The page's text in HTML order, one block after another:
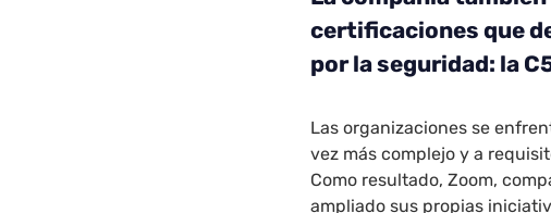
certificaciones que
por la seguridad: la
Las organizaciones se
vez más complejo y a
Como resultado, Zoom,
ampliado sus propias